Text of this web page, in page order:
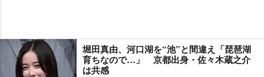
堀田真由、河口湖を“池”と間違え「琵琶湖
育ちなので…」 京都出身・佐々木蔵之介
は共感